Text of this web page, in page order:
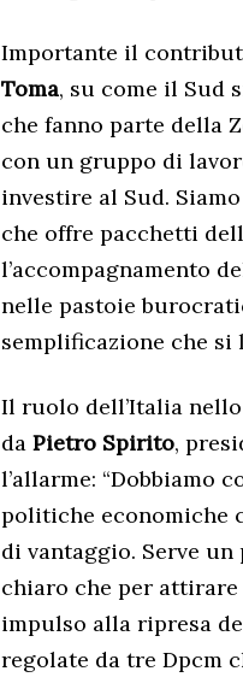
Importante il
Toma, su come il Sud
che fanno parte della
con un gruppo di
investire al Sud.
che offre pacchetti
l’accompagnamento
nelle pastoie
semplificazione che si
Il ruolo dell’Italia
da Pietro Spirito,
l’allarme: “Dobbiamo
politiche economiche
di vantaggio. Serve
chiaro che per
impulso alla ripresa
regolate da tre Dpcm